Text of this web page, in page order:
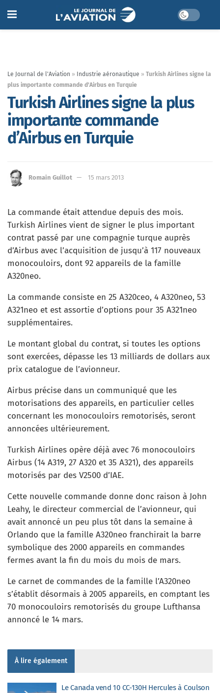
Le Journal de l'Aviation » Industrie aéronautique » Turkish Airlines signe la
plus importante commande d’Airbus en Turquie
Turkish Airlines signe la plus
importante commande
d’Airbus en Turquie
Romain Guillot 15 mars 2013
La commande était attendue depuis des mois.
Turkish Airlines vient de signer le plus important
contrat passé par une compagnie turque auprès
d’Airbus avec l’acquisition de jusqu’à 117 nouveaux
monocouloirs, dont 92 appareils de la famille
A320neo.
La commande consiste en 25 A320ceo, 4 A320neo, 53
A321neo et est assortie d’options pour 35 A321neo
supplémentaires.
Le montant global du contrat, si toutes les options
sont exercées, dépasse les 13 milliards de dollars aux
prix catalogue de l’avionneur.
Airbus précise dans un communiqué que les
motorisations des appareils, en particulier celles
concernant les monocouloirs remotorisés, seront
annoncées ultérieurement.
Turkish Airlines opère déjà avec 76 monocouloirs
Airbus (14 A319, 27 A320 et 35 A321), des appareils
motorisés par des V2500 d’IAE.
Cette nouvelle commande donne donc raison à John
Leahy, le directeur commercial de l’avionneur, qui
avait annoncé un peu plus tôt dans la semaine à
Orlando que la famille A320neo franchirait la barre
symbolique des 2000 appareils en commandes
fermes avant la fin du mois du mois de mars.
Le carnet de commandes de la famille l’A320neo
s’établit désormais à 2005 appareils, en comptant les
70 monocouloirs remotorisés du groupe Lufthansa
annoncé le 14 mars.
À lire également
Le Canada vend 10 CC-130H Hercules à Coulson